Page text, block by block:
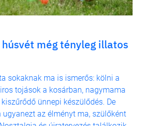
még tényleg illatos
sokaknak ma is ismerős: kölni a
tojások a kosárban, nagymama
ünnepi készülődés. De
az élményt ma, szülőként